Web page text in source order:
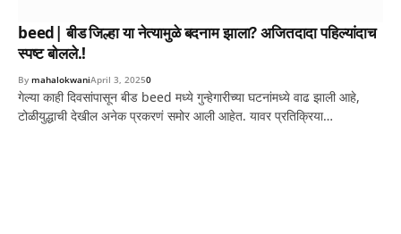
beed| बीड जिल्हा या नेत्यामुळे बदनाम झाला? अजितदादा पहिल्यांदाच
स्पष्ट बोलले.!
By mahalokwaniApril 3, 20250
गेल्या काही दिवसांपासून बीड beed मध्ये गुन्हेगारीच्या घटनांमध्ये वाढ झाली आहे,
टोळीयुद्धाची देखील अनेक प्रकरणं समोर आली आहेत. यावर प्रतिक्रिया…